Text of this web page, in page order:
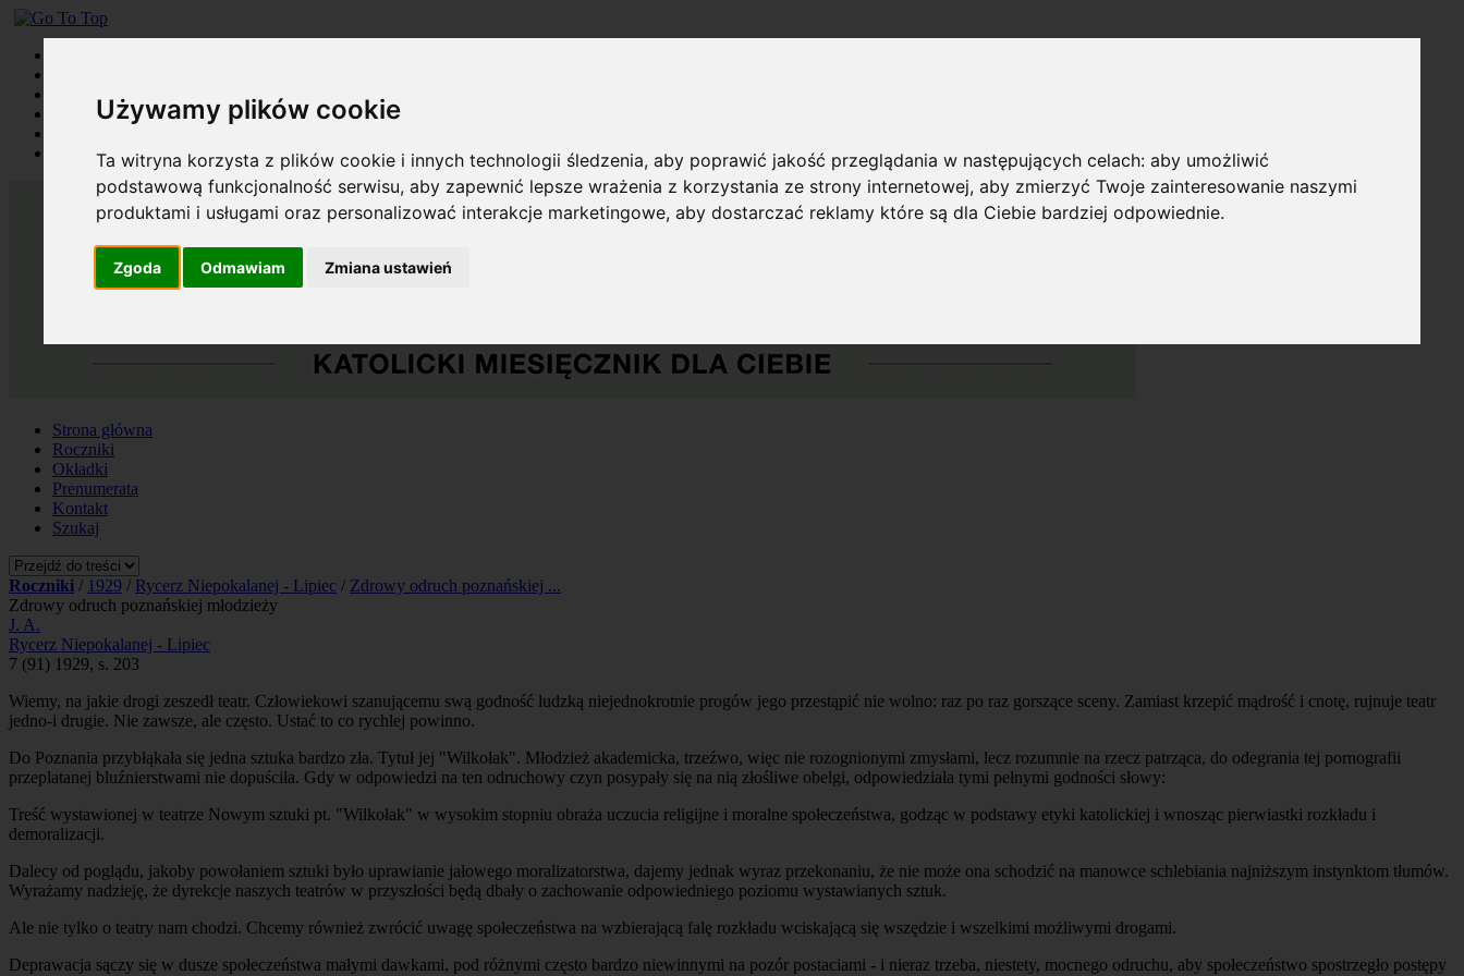
Używamy plików cookie
Ta witryna korzysta z plików cookie i innych technologii śledzenia, aby poprawić jakość przeglądania w następujących celach:aby umożliwić
podstawową funkcjonalność serwisu,aby zapewnić lepsze wrażenia z korzystania ze strony internetowej,aby zmierzyć Twoje zainteresowanie naszymi
produktami i usługami oraz personalizować interakcje marketingowe,aby dostarczać reklamy które są dla Ciebie bardziej odpowiednie.
Zgoda Odmawiam Zmiana ustawień
Prenumerata
Szukaj
Strona główna
Roczniki
Okładki
Prenumerata
Kontakt
Szukaj
Roczniki / 1929 / Rycerz Niepokalanej - Lipiec / Zdrowy odruch poznańskiej ...
Zdrowy odruch poznańskiej młodzieży
J. A.
Rycerz Niepokalanej - Lipiec
7 (91) 1929, s. 203
Wiemy, na jakie drogi zeszedł teatr. Człowiekowi szanującemu swą godność ludzką niejednokrotnie progów jego przestąpić nie wolno: raz po raz gorszące sceny. Zamiast krzepić mądrość i cnotę, rujnuje teatr
jedno-i drugie. Nie zawsze, ale często. Ustać to co rychlej powinno.
Do Poznania przybłąkała się jedna sztuka bardzo zła. Tytuł jej "Wilkołak". Młodzież akademicka, trzeźwo, więc nie rozognionymi zmysłami, lecz rozumnie na rzecz patrząca, do odegrania tej pornografii
przeplatanej bluźnierstwami nie dopuściła. Gdy w odpowiedzi na ten odruchowy czyn posypały się na nią złośliwe obelgi, odpowiedziała tymi pełnymi godności słowy:
Treść wystawionej w teatrze Nowym sztuki pt. "Wilkołak" w wysokim stopniu obraża uczucia religijne i moralne społeczeństwa, godząc w podstawy etyki katolickiej i wnosząc pierwiastki rozkładu i
demoralizacji.
Dalecy od poglądu, jakoby powołaniem sztuki było uprawianie jałowego moralizatorstwa, dajemy jednak wyraz przekonaniu, że nie może ona schodzić na manowce schlebiania najniższym instynktom tłumów.
Wyrażamy nadzieję, że dyrekcje naszych teatrów w przyszłości będą dbały o zachowanie odpowiedniego poziomu wystawianych sztuk.
Ale nie tylko o teatry nam chodzi. Chcemy również zwrócić uwagę społeczeństwa na wzbierającą falę rozkładu wciskającą się wszędzie i wszelkimi możliwymi drogami.
Deprawacja sączy się w dusze społeczeństwa małymi dawkami, pod różnymi często bardzo niewinnymi na pozór postaciami - i nieraz trzeba, niestety, mocnego odruchu, aby społeczeństwo spostrzegło postępy